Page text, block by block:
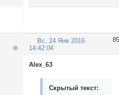
85
Вс, 24 Янв 2016
14:42:04
Alex_63
Скрытый текст: